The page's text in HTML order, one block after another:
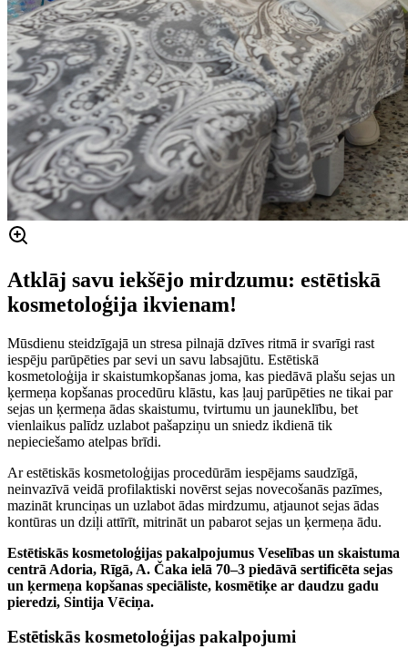
Atklāj savu iekšējo mirdzumu: estētiskā
kosmetoloģija ikvienam!
Mūsdienu steidzīgajā un stresa pilnajā dzīves ritmā ir svarīgi rast
iespēju parūpēties par sevi un savu labsajūtu. Estētiskā
kosmetoloģija ir skaistumkopšanas joma, kas piedāvā plašu sejas un
ķermeņa kopšanas procedūru klāstu, kas ļauj parūpēties ne tikai par
sejas un ķermeņa ādas skaistumu, tvirtumu un jauneklību, bet
vienlaikus palīdz uzlabot pašapziņu un sniedz ikdienā tik
nepieciešamo atelpas brīdi.
Ar estētiskās kosmetoloģijas procedūrām iespējams saudzīgā,
neinvazīvā veidā profilaktiski novērst sejas novecošanās pazīmes,
mazināt krunciņas un uzlabot ādas mirdzumu, atjaunot sejas ādas
kontūras un dziļi attīrīt, mitrināt un pabarot sejas un ķermeņa ādu.
Estētiskās kosmetoloģijas pakalpojumus Veselības un skaistuma
centrā Adoria, Rīgā, A. Čaka ielā 70–3 piedāvā sertificēta sejas
un ķermeņa kopšanas speciāliste, kosmētiķe ar daudzu gadu
pieredzi, Sintija Vēciņa.
Estētiskās kosmetoloģijas pakalpojumi